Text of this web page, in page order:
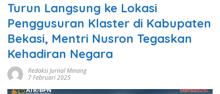
Turun Langsung ke Lokasi
Penggusuran Klaster di Kabupaten
Bekasi, Mentri Nusron Tegaskan
Kehadiran Negara
Redaksi Jurnal Minang
7 Februari 2025